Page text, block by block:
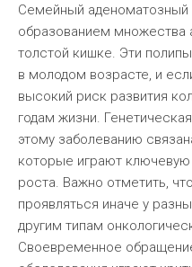
Семейный аденоматозный
образованием множества
толстой кишке. Эти
в молодом возрасте, и
высокий риск развития
годам жизни.
этому заболеванию
которые играют ключевую
роста. Важно отметить,
проявляться иначе у
другим типам
Своевременное